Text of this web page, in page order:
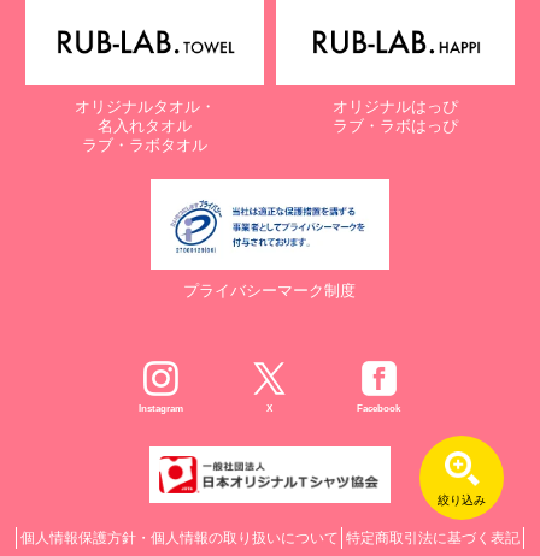
絞り込み
オリジナルタオル・
名入れタオル
ラブ・ラボタオル
オリジナルはっぴ
ラブ・ラボはっぴ
プライバシーマーク制度
Instagram X Facebook
個人情報保護方針・個人情報の取り扱いについて 特定商取引法に基づく表記